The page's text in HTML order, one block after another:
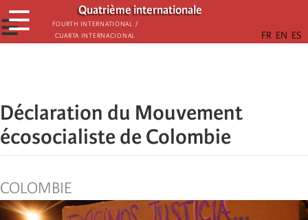
Παράκαμψη
προς
το
Quatrième internationale
Fourth International /
Cuarta Internacional
☰
☰
Déclaration du Mouvement
écosocialiste de Colombie
COLOMBIE